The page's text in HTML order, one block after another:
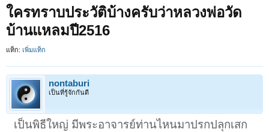
ใครทราบประวัติบ้างครับว่าหลวงพ่อวัด
บ้านแหลมปี2516
แท็ก: เพิ่มแท็ก
nontaburi
เป็นที่รู้จักกันดี
เป็นพิธีใหญ่ มีพระอาจารย์ท่านไหนมาปรกปลุกเสก